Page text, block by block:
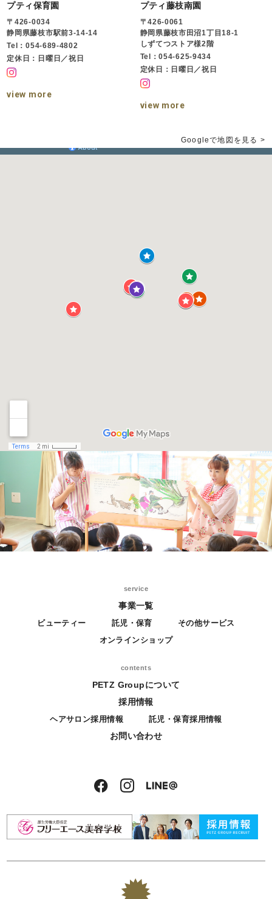
プティ保育園
〒426-0034
静岡県藤枝市駅前3-14-14
Tel：054-689-4802
定休日：日曜日／祝日
view more
プティ藤枝南園
〒426-0061
静岡県藤枝市田沼1丁目18-1
しずてつストア様2階
Tel：054-625-9434
定休日：日曜日／祝日
view more
Googleで地図を見る >
service
事業一覧
ビューティー 託児・保育
その他サービス
オンラインショップ
contents
PETZ Groupについて
採用情報
ヘアサロン採用情報 託児・保育採用情報
お問い合わせ